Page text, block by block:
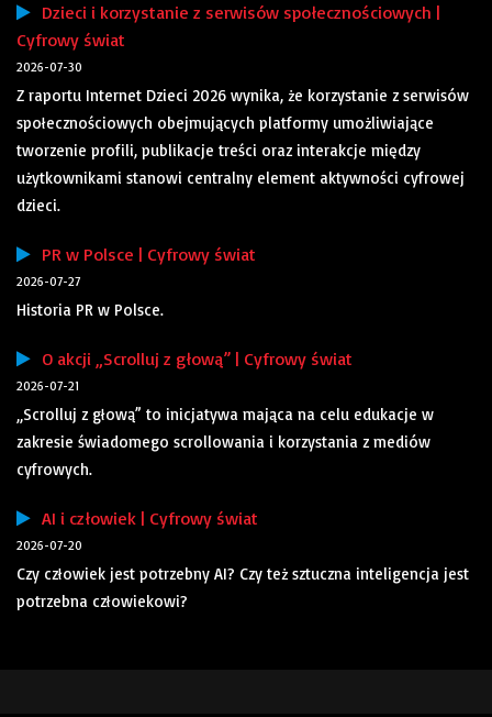
Dzieci i korzystanie z serwisów społecznościowych |
Cyfrowy świat
2026-07-30
Z raportu Internet Dzieci 2026 wynika, że korzystanie z serwisów
społecznościowych obejmujących platformy umożliwiające
tworzenie profili, publikacje treści oraz interakcje między
użytkownikami stanowi centralny element aktywności cyfrowej
dzieci.
PR w Polsce | Cyfrowy świat
2026-07-27
Historia PR w Polsce.
O akcji „Scrolluj z głową” | Cyfrowy świat
2026-07-21
„Scrolluj z głową” to inicjatywa mająca na celu edukacje w
zakresie świadomego scrollowania i korzystania z mediów
cyfrowych.
AI i człowiek | Cyfrowy świat
2026-07-20
Czy człowiek jest potrzebny AI? Czy też sztuczna inteligencja jest
potrzebna człowiekowi?